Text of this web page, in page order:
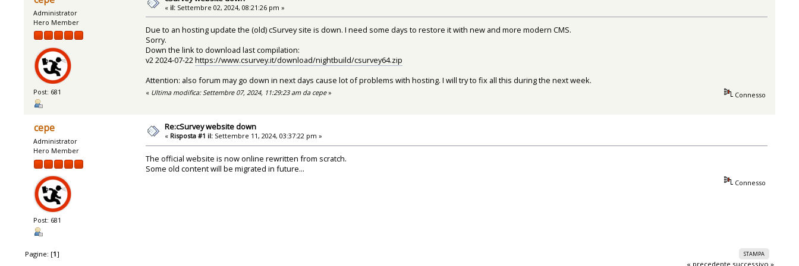
Administrator
Hero Member
Post: 681
« il: Settembre 02, 2024, 08:21:26 pm »
Due to an hosting update the (old) cSurvey site is down. I need some days to restore it with new and more modern CMS.
Sorry.
Down the link to download last compilation:
v2 2024-07-22https://www.csurvey.it/download/nightbuild/csurvey64.zip
Attention: also forum may go down in next days cause lot of problems with hosting. I will try to fix all this during the next week.
« Ultima modifica: Settembre 07, 2024, 11:29:23 am da cepe» Connesso
cepe
Administrator
Hero Member
Post: 681
Re:cSurvey website down
« Risposta #1 il: Settembre 11, 2024, 03:37:22 pm »
The official website is now online rewritten from scratch.
Some old content will be migrated in future...
Connesso
STAMPA
Pagine: [1]
« precedente successivo »